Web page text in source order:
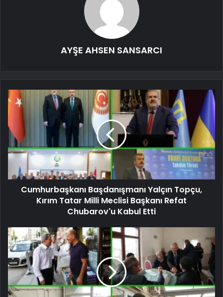
AYŞE AHSEN SANSARCI
Cumhurbaşkanı Başdanışmanı Yalçın Topçu,
Kırım Tatar Milli Meclisi Başkanı Refat
Chubarov'u Kabul Etti